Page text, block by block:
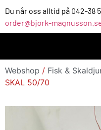
Du når oss alltid på 042-38
order@bjork-
Webshop / Fisk &
SKAL 50/70